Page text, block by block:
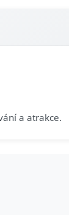
a atrakce.